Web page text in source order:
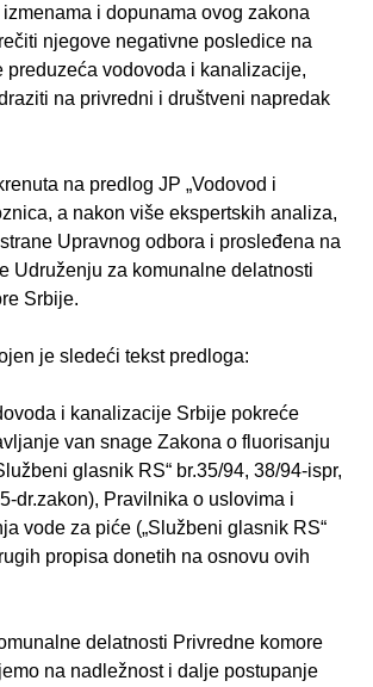
i dopunama ovog zakona
njegove negativne posledice na
preduzeća vodovoda i kanalizacije,
na privredni i društveni napredak
na predlog JP „Vodovod i
a nakon više ekspertskih analiza,
Upravnog odbora i prosleđena na
Udruženju za komunalne delatnosti
Srbije.
je sledeći tekst predloga:
i kanalizacije Srbije pokreće
van snage Zakona o fluorisanju
glasnik RS“ br.35/94, 38/94-ispr,
dr.zakon), Pravilnika o uslovima i
vode za piće („Službeni glasnik RS“
propisa donetih na osnovu ovih
delatnosti Privredne komore
na nadležnost i dalje postupanje